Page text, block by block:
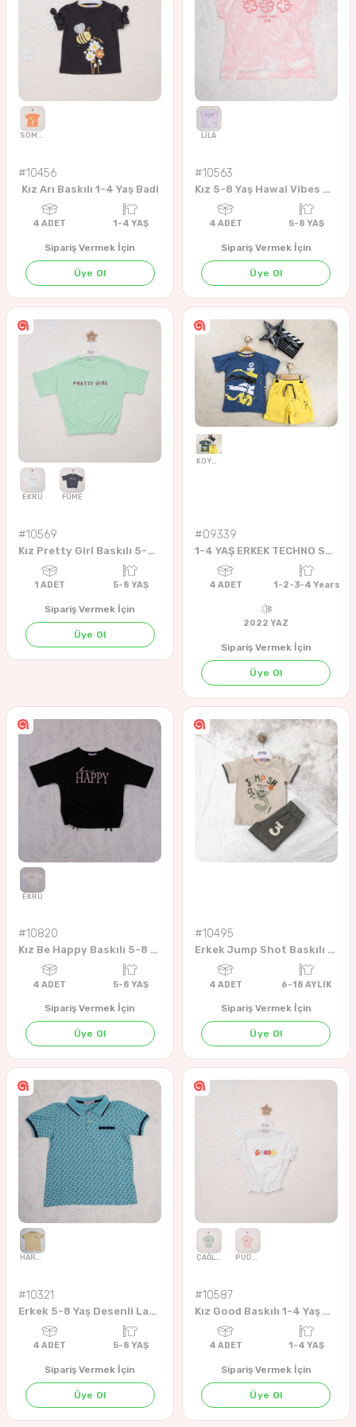
A.YEŞİL LACİVERT
4ADET 6-18 AYLIK
KOYU İNDİGO LACİVERT
4ADET
ADET 5-8 Years
GRİ SİYAH FÜME
ADET 9-12
#10456
Kız Arı Baskılı 1-4 Yaş Badi
4ADET 1-4 YAŞ
Sipariş Vermek İçin
Üye Ol
#10563
Kız 5-8 Yaş Hawai Vibes Nakışlı Badi
Sipariş Vermek İçin
Üye Ol
#10569
Kız Pretty Girl Baskılı 5-8 Yaş Badi
Sipariş Vermek İçin
Üye Ol
#09339
1-4 YAŞ ERKEK TECHNO SKTR ŞORTLU TAKIM
Sipariş Vermek İçin
Üye Ol
#10820
Kız Be Happy Baskılı 5-8 Yaş Büzgülü Badi
Sipariş Vermek İçin
Üye Ol
#10495
Erkek Jump Shot Baskılı 6-18 Aylık Takım
Sipariş Vermek İçin
Üye Ol
#10321
Erkek 5-8 Yaş Desenli Lacoste Desenli
Sipariş Vermek İçin
Üye Ol
#10587
Kız Good Baskılı 1-4 Yaş Badi
Sipariş Vermek İçin
Üye Ol